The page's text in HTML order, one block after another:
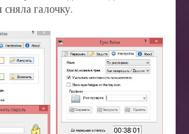
сняла галочку.